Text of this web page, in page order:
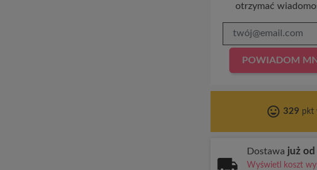
otrzymać
POWIADOM
tag_faces 329 pkt
Dostawa już od
Wyświetl koszt